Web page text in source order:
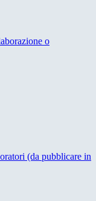
o
(da pubblicare in